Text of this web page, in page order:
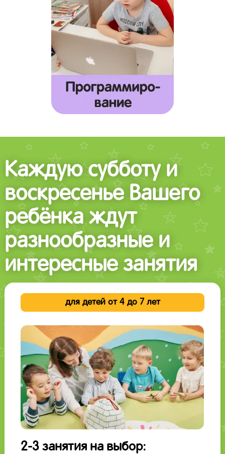
Каждую субботу и
воскресенье Вашего
ребёнка ждут
разнообразные и
интересные занятия
для детей от 4 до 7 лет
2-3 занятия на выбор: